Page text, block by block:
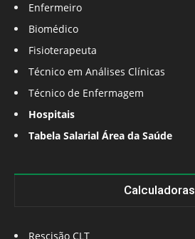
Enfermeiro
Biomédico
Fisioterapeuta
Técnico em Análises Clínicas
Técnico de Enfermagem
Hospitais
Tabela Salarial Área da Saúde
Calculadoras
Rescisão CLT